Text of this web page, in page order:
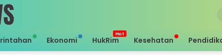
Ekonomi HukRim Kesehatan